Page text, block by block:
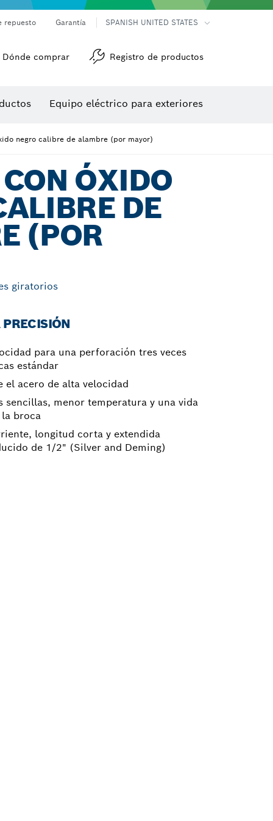
repuesto Garantía SPANISH UNITED STATES
Dónde comprar Registro de productos
Equipo eléctrico para exteriores
negro calibre de alambre (por mayor)
ÓXIDO
DE
(POR
giratorios
para una perforación tres veces
estándar
el acero de alta velocidad
sencillas, menor temperatura y una vida
broca
longitud corta y extendida
de 1/2" (Silver and Deming)